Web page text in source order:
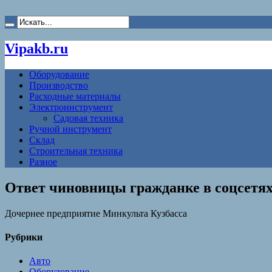
Vipakb.ru
Оборудование
Производство
Расходные материалы
Электроинструмент
Садовая техника
Ручной инструмент
Склад
Строительная техника
Разное
Ответ чиновницы гражданке в
Дочернее предприятие Минкульта Кузбасса
Рубрики
Авто